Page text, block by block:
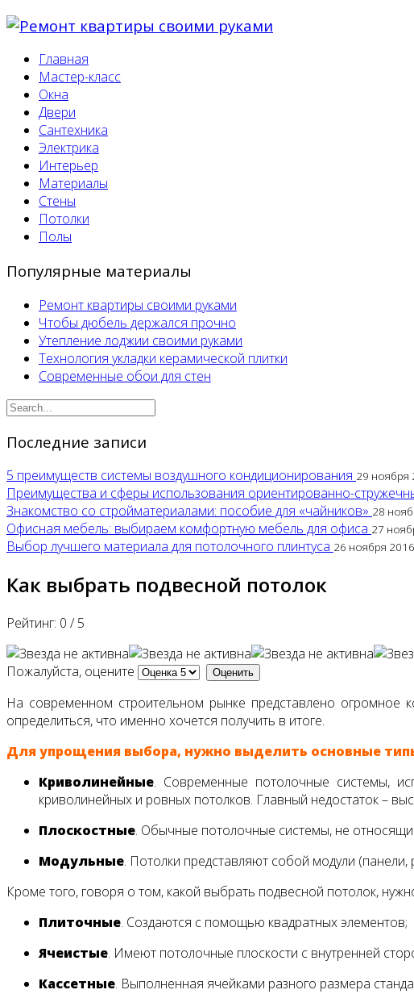
Главная
Мастер-класс
Окна
Двери
Сантехника
Электрика
Интерьер
Материалы
Стены
Потолки
Полы
Популярные материалы
Ремонт квартиры своими руками
Чтобы дюбель держался прочно
Утепление лоджии своими руками
Технология укладки керамической плитки
Современные обои для стен
Последние записи
5 преимуществ системы воздушного кондиционирования 29 ноября
Преимущества и сферы использования ориентированно-
Знакомство со стройматериалами: пособие для «чайников» 28
Офисная мебель: выбираем комфортную мебель для офиса 27
Выбор лучшего материала для потолочного плинтуса 26 ноября 2016
Как выбрать подвесной потолок
Рейтинг: 0 /5
Пожалуйста, оцените
На современном строительном рынке представлено огромное
определиться, что именно хочется получить в итоге.
Для упрощения выбора, нужно выделить основные
Криволинейные. Современные потолочные системы,
криволинейных и ровных потолков. Главный недостаток –
Плоскостные. Обычные потолочные системы, не
Модульные. Потолки представляют собой модули
Кроме того, говоря о том, какой выбрать подвесной потолок,
Плиточные. Создаются с помощью квадратных элементов;
Ячеистые. Имеют потолочные плоскости с внутренней
Кассетные. Выполненная ячейками разного размера